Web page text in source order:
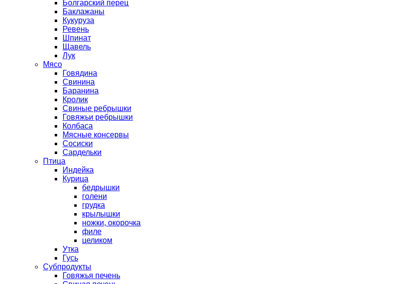
Болгарский перец
Баклажаны
Кукуруза
Ревень
Шпинат
Щавель
Лук
Мясо
Говядина
Свинина
Баранина
Кролик
Свиные ребрышки
Говяжьи ребрышки
Колбаса
Мясные консервы
Сосиски
Сардельки
Птица
Индейка
Курица
бедрышки
голени
грудка
крылышки
ножки, окорочка
филе
целиком
Утка
Гусь
Субпродукты
Говяжья печень